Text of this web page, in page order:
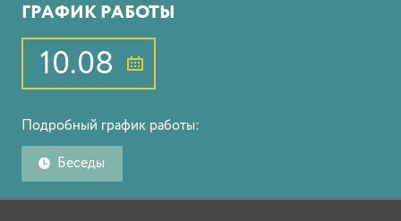
ГРАФИК РАБОТЫ
10.08
Подробный график работы:
Беседы